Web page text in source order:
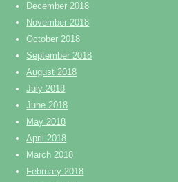
December 2018
November 2018
October 2018
September 2018
August 2018
July 2018
June 2018
May 2018
April 2018
March 2018
February 2018